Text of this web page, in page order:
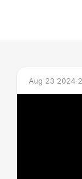
Aug 23 2024